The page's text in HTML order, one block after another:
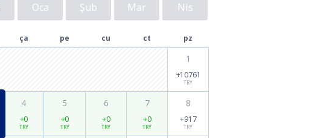
Oca Şub Mar Nis
ça pe cu ct pz
1
+10761
TRY
4
+0
TRY
5
+0
TRY
6
+0
TRY
7
+0
TRY
8
+917
TRY